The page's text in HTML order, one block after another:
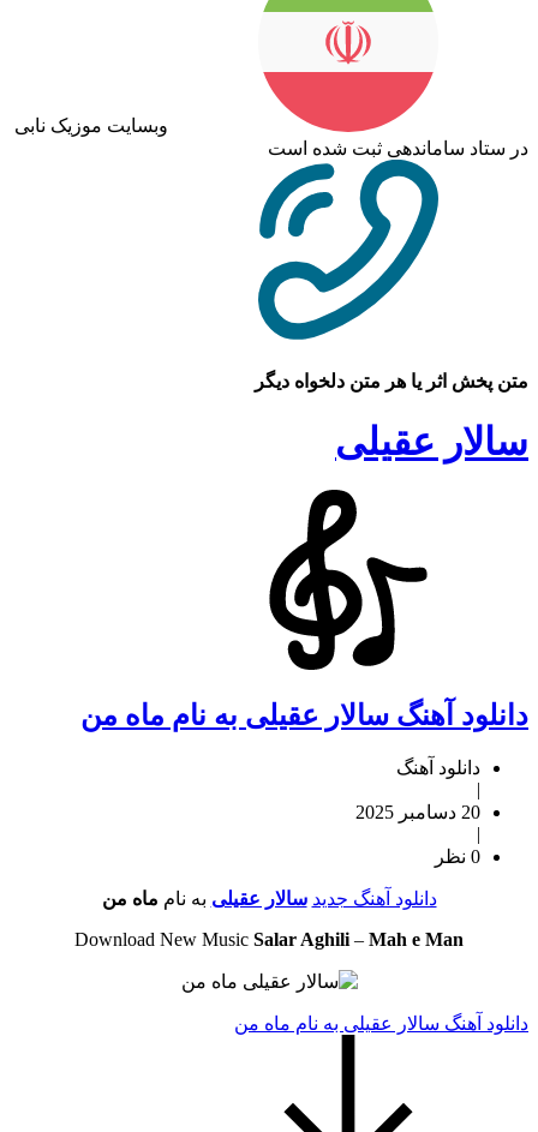
وبسایت موزیک نابی
در ستاد ساماندهی ثبت شده است
متن پخش اثر یا هر متن دلخواه دیگر
سالار عقیلی
دانلود آهنگ سالار عقیلی به نام ماه من
دانلود آهنگ
|
20 دسامبر 2025
|
0 نظر
دانلود آهنگ جدید سالار عقیلی به نام ماه من
Download New Music Salar Aghili – Mah e Man
دانلود آهنگ سالار عقیلی به نام ماه من